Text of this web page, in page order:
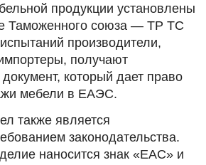
продукции установлены
Таможенного союза — ТР ТС
производители,
получают
который дает право
мебели в ЕАЭС.
также является
законодательства.
наносится знак «ЕАС» и